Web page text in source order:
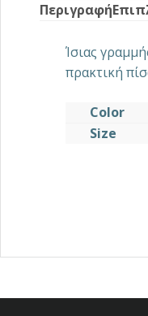
Περιγραφή
Ίσιας
πρακτική
Color
Size